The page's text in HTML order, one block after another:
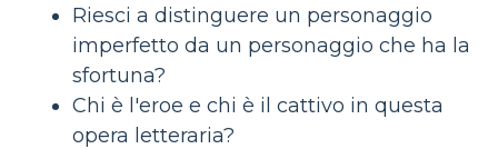
Riesci a distinguere un personaggio
imperfetto da un personaggio che ha la
sfortuna?
Chi è l'eroe e chi è il cattivo in questa
opera letteraria?